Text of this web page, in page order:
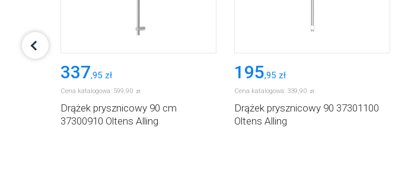
337,95 zł
Cena katalogowa: 599,90 zł
Drążek prysznicowy 90 cm
37300910 Oltens Alling
195,95 zł
Cena katalogowa: 339,90 zł
Drążek prysznicowy 90 37301100
Oltens Alling